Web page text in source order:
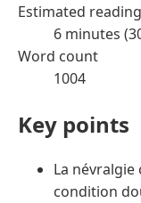
Estimated
6 minutes
Word count
1004
Key points
La névralgie
condition